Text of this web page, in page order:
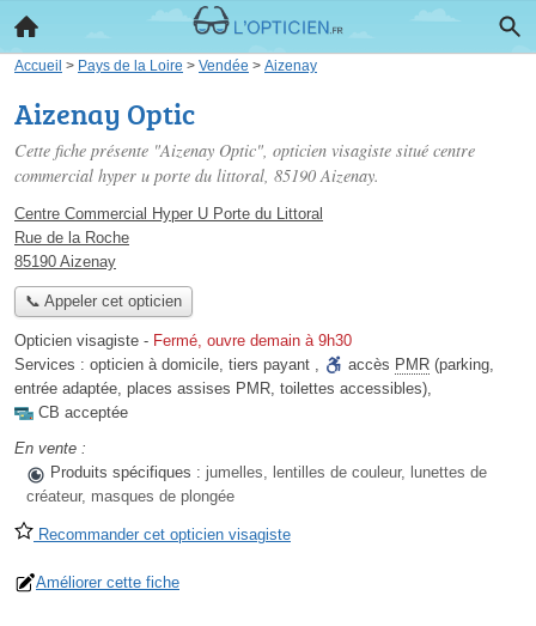
Accueil > Pays de la Loire > Vendée > Aizenay
Aizenay Optic
Cette fiche présente "Aizenay Optic", opticien visagiste situé centre
commercial hyper u porte du littoral, 85190 Aizenay.
Centre Commercial Hyper U Porte du Littoral
Rue de la Roche
85190 Aizenay
📞 Appeler cet opticien
Opticien visagiste - Fermé, ouvre demain à 9h30
Services : opticien à domicile, tiers payant , accès PMR (parking,
entrée adaptée, places assises PMR, toilettes accessibles),
CB acceptée
En vente :
Produits spécifiques : jumelles, lentilles de couleur, lunettes de
créateur, masques de plongée
Recommander cet opticien visagiste
Améliorer cette fiche